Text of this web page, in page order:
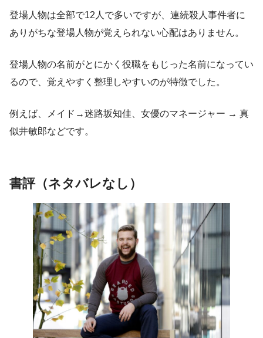
登場人物は全部で12人で多いですが、連続殺人事件者に
ありがちな登場人物が覚えられない心配はありません。
登場人物の名前がとにかく役職をもじった名前になってい
るので、覚えやすく整理しやすいのが特徴でした。
例えば、メイド→迷路坂知佳、女優のマネージャー → 真
似井敏郎などです。
書評（ネタバレなし）